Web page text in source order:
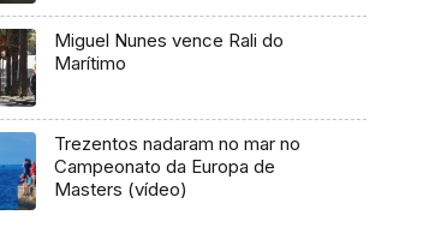
Miguel Nunes vence Rali do
Marítimo
Trezentos nadaram no mar no
Campeonato da Europa de
Masters (vídeo)